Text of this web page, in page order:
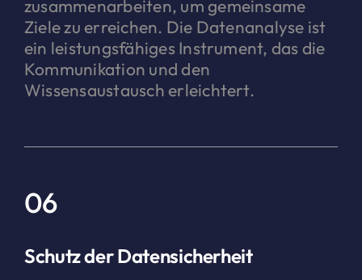
zusammenarbeiten, um gemeinsame
Ziele zu erreichen. Die Datenanalyse ist
ein leistungsfähiges Instrument, das die
Kommunikation und den
Wissensaustausch erleichtert.
06
Schutz der Datensicherheit